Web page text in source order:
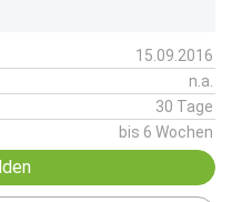
15.09.2016
n.a.
30 Tage
bis 6 Wochen